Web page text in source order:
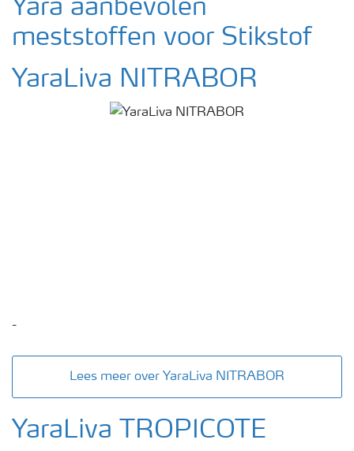
Yara aanbevolen
meststoffen voor Stikstof
YaraLiva NITRABOR
-
Lees meer over YaraLiva NITRABOR
YaraLiva TROPICOTE